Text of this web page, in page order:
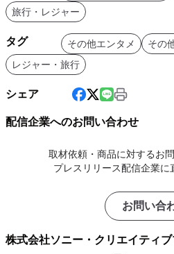
旅行・レジャー
タグ その他エンタメ
その
レジャー・旅行
シェア
配信企業へのお問い合わせ
取材依頼・商品に対するお
プレスリリース配信企業に
お問い合
株式会社ソニー・クリエイティ